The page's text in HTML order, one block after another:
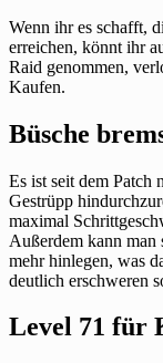
Wenn ihr es schafft,
erreichen, könnt ihr
Raid genommen,
Kaufen.
Büsche
Es ist seit dem Patch
Gestrüpp
maximal
Außerdem kann man
mehr hinlegen, was
deutlich erschweren
Level 71 für